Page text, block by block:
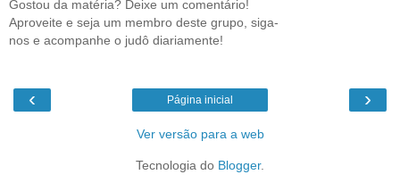
Gostou da matéria? Deixe um comentário!
Aproveite e seja um membro deste grupo, siga-
nos e acompanhe o judô diariamente!
‹ ›
Página inicial
Ver versão para a web
Tecnologia do Blogger.